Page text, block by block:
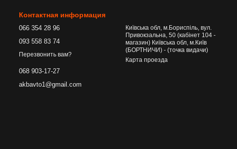
Контактная информация
066 354 28 96
093 558 83 74
Перезвонить вам?
068 903-17-27
akbavto1@gmail.com
Київська обл, м.Бориспіль, вул.
Привокзальна, 50 (кабінет 104 -
магазин) Київська обл, м.Київ
(БОРТНИЧИ) - (точка видачи)
Карта проезда